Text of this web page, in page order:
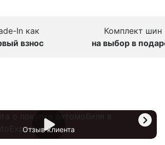
In как
взнос
Комплект шин
на выбор в
Отзыв клиента